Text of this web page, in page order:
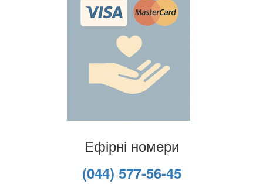
Ефірні номери
(044) 577-56-45